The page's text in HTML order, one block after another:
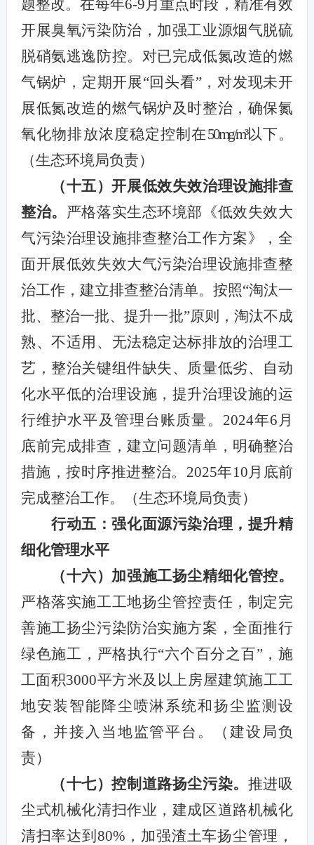
题整改。在每年6-9月重点时段，精准有效
开展臭氧污染防治，加强工业源烟气脱硫
脱硝氨逃逸防控。对已完成低氮改造的燃
气锅炉，定期开展“回头看”，对发现未开
展低氮改造的燃气锅炉及时整治，确保氮
氧化物排放浓度稳定控制在50mg/m³以下。
（生态环境局负责）
（十五）开展低效失效治理设施排查
整治。 严格落实生态环境部《低效失效大
气污染治理设施排查整治工作方案》，全
面开展低效失效大气污染治理设施排查整
治工作，建立排查整治清单。按照“淘汰一
批、整治一批、提升一批”原则，淘汰不成
熟、不适用、无法稳定达标排放的治理工
艺，整治关键组件缺失、质量低劣、自动
化水平低的治理设施，提升治理设施的运
行维护水平及管理台账质量。2024年6月
底前完成排查，建立问题清单，明确整治
措施，按时序推进整治。2025年10月底前
完成整治工作。
（生态环境局负责）
行动五：强化面源污染治理，提升精
细化管理水平
（十六）加强施工扬尘精细化管控。
严格落实施工工地扬尘管控责任，制定完
善施工扬尘污染防治实施方案，全面推行
绿色施工，严格执行“六个百分之百”，施
工面积3000平方米及以上房屋建筑施工工
地安装智能降尘喷淋系统和扬尘监测设
备， 并接入当地监管平台。（建设局负
责）
（十七）控制道路扬尘污染。 推进吸
尘式机械化清扫作业，建成区道路机械化
清扫率达到80%，加强渣土车扬尘管理，